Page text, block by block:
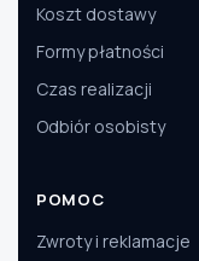
Koszt dostawy
Formy płatności
Czas realizacji
Odbiór osobisty
POMOC
Zwroty i reklamacje